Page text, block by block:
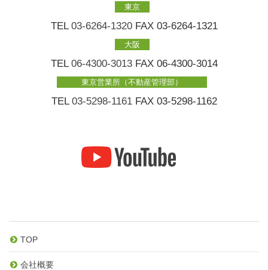
東京
TEL 03-6264-1320FAX 03-6264-1321
大阪
TEL 06-4300-3013FAX 06-4300-3014
東京営業所（不動産管理部）
TEL 03-5298-1161FAX 03-5298-1162
TOP
会社概要